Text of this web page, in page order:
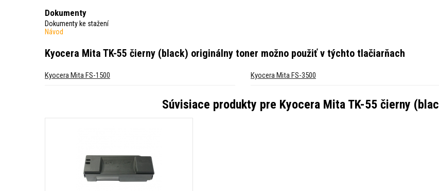
Dokumenty
Dokumenty ke stažení
Návod
Kyocera Mita TK-55 čierny (black) originálny toner možno použiť v týchto tlačiarňach
Kyocera Mita FS-1500 Kyocera Mita FS-3500
Súvisiace produkty pre Kyocera Mita TK-55 čierny